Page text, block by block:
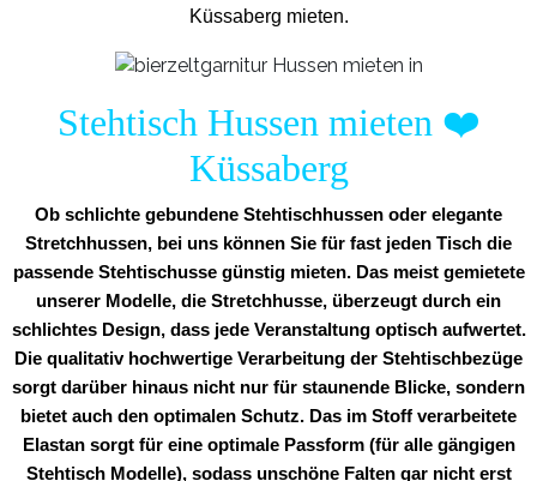
Küssaberg mieten.
Stehtisch Hussen mieten ❤️
Küssaberg
Ob schlichte gebundene Stehtischhussen oder elegante
Stretchhussen, bei uns können Sie für fast jeden Tisch die
passende Stehtischusse günstig mieten. Das meist gemietete
unserer Modelle, die Stretchhusse, überzeugt durch ein
schlichtes Design, dass jede Veranstaltung optisch aufwertet.
Die qualitativ hochwertige Verarbeitung der Stehtischbezüge
sorgt darüber hinaus nicht nur für staunende Blicke, sondern
bietet auch den optimalen Schutz. Das im Stoff verarbeitete
Elastan sorgt für eine optimale Passform (für alle gängigen
Stehtisch Modelle), sodass unschöne Falten gar nicht erst